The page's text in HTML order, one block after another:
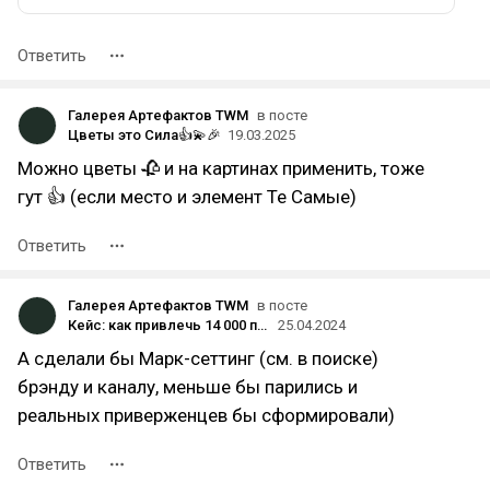
Ответить
Галерея Артефактов TWM в посте
Цветы это Сила👍💫🎉 19.03.2025
Можно цветы 🥀 и на картинах применить, тоже
гут 👍 (если место и элемент Те Самые)
Ответить
Галерея Артефактов TWM в посте
Кейс: как привлечь 14 000 подписчиков в Telegram-канал. Продвижение бренда одежды Voishe в Телеграм
25.04.2024
А сделали бы Марк-сеттинг (см. в поиске)
брэнду и каналу, меньше бы парились и
реальных приверженцев бы сформировали)
Ответить